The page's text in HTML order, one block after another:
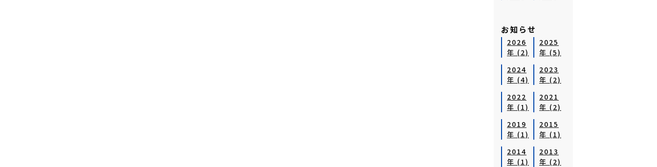
お知らせ
2026
年 (2)
2025
年 (5)
2024
年 (4)
2023
年 (2)
2022
年 (1)
2021
年 (2)
2019
年 (1)
2015
年 (1)
2014
年 (1)
2013
年 (2)